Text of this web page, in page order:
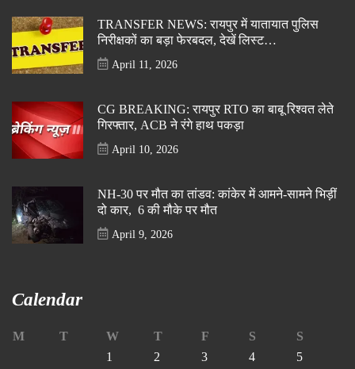
TRANSFER NEWS: रायपुर में यातायात पुलिस
निरीक्षकों का बड़ा फेरबदल, देखें लिस्ट…
April 11, 2026
CG BREAKING: रायपुर RTO का बाबू रिश्वत लेते
गिरफ्तार, ACB ने रंगे हाथ पकड़ा
April 10, 2026
NH-30 पर मौत का तांडव: कांकेर में आमने-सामने भिड़ीं
दो कार, 6 की मौके पर मौत
April 9, 2026
Calendar
M T W T F S
S
1
2 3 4
5